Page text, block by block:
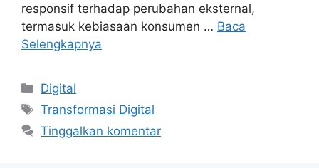
responsif terhadap perubahan eksternal,
termasuk kebiasaan konsumen … Baca
Selengkapnya
Kategori
Digital
Tag
Transformasi Digital
Tinggalkan komentar